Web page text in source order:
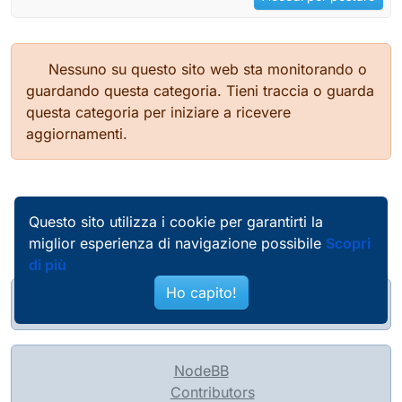
Nessuno su questo sito web sta monitorando o
guardando questa categoria. Tieni traccia o guarda
questa categoria per iniziare a ricevere
aggiornamenti.
@pierobosio@soc.bosio.info
NodeBB
Contributors
Questo sito utilizza i cookie per garantirti la
miglior esperienza di navigazione possibile Scopri
di più
Ho capito!